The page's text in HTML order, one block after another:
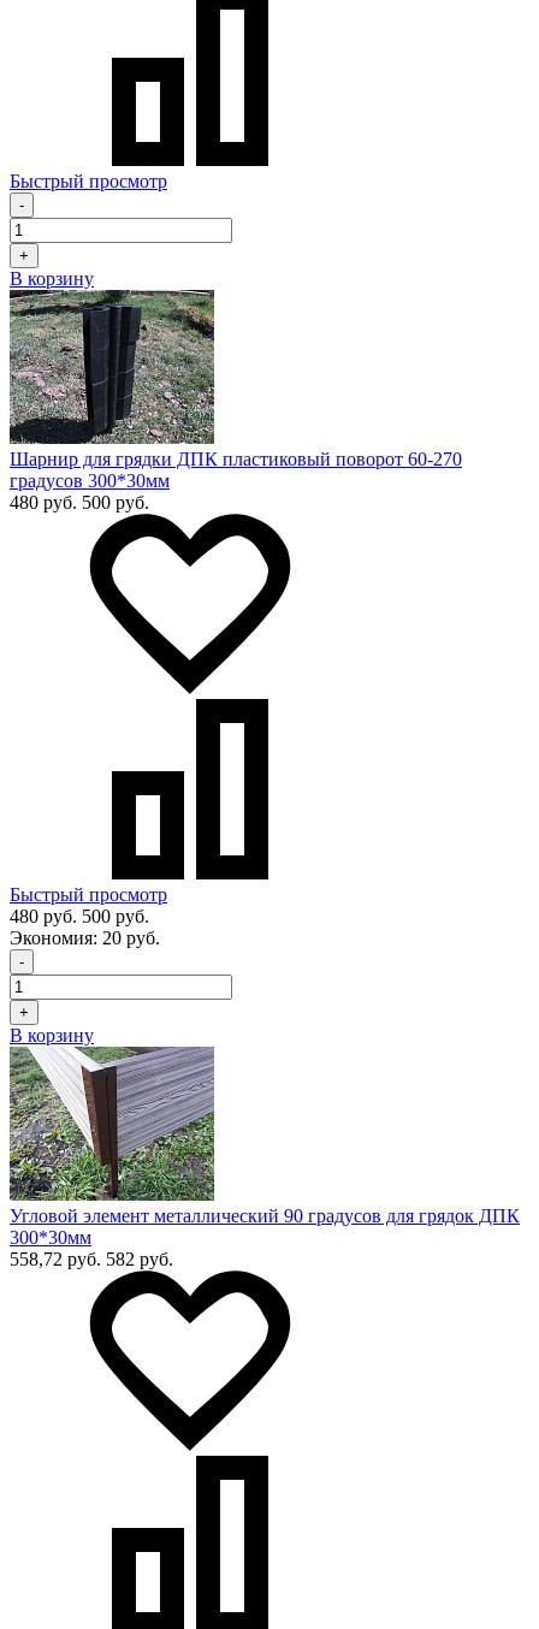
Быстрый просмотр
-
+
В корзину
Шарнир для грядки ДПК пластиковый поворот 60-270
градусов 300*30мм
480 руб. 500 руб.
Быстрый просмотр
480 руб. 500 руб.
Экономия: 20 руб.
-
+
В корзину
Угловой элемент металлический 90 градусов для грядок ДПК
300*30мм
558,72 руб. 582 руб.